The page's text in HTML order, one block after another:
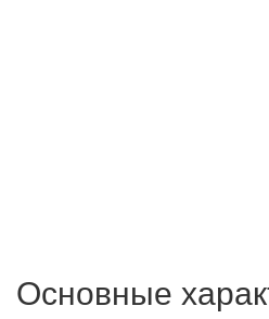
Основные